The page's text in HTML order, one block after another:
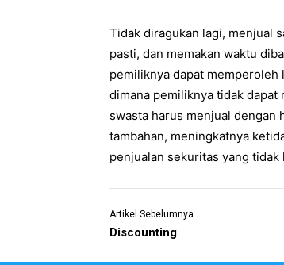
Tidak diragukan lagi, menjual
pasti, dan memakan waktu
pemiliknya dapat
dimana pemiliknya tidak dapat
swasta harus menjual dengan
tambahan, meningkatnya
penjualan sekuritas yang tidak
Artikel Sebelumnya
Discounting